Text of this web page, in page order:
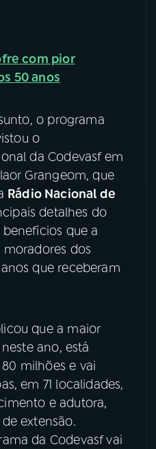
X com pior
50 anos
o programa
o
da Codevasf em
Grangeom, que
Rádio Nacional de
detalhes do
que a
moradores dos
que receberam
que a maior
ano, está
milhões e vai
em 71 localidades,
e adutora,
extensão.
da Codevasf vai